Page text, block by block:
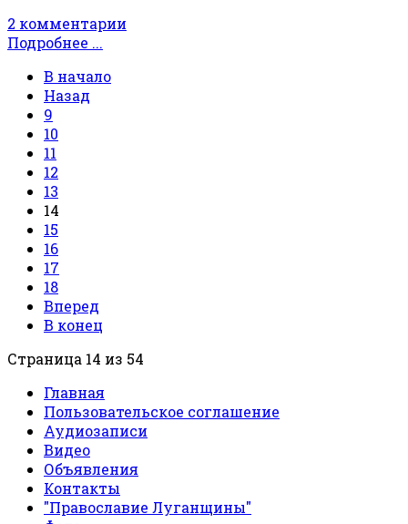
2 комментарии
Подробнее ...
В начало
Назад
9
10
11
12
13
14
15
16
17
18
Вперед
В конец
Страница 14 из 54
Главная
Пользовательское соглашение
Аудиозаписи
Видео
Объявления
Контакты
"Православие Луганщины"